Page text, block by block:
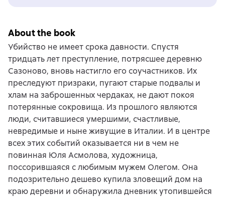
About the book
Убийство не имеет срока давности. Спустя
тридцать лет преступление, потрясшее деревню
Сазоново, вновь настигло его соучастников. Их
преследуют призраки, пугают старые подвалы и
хлам на заброшенных чердаках, не дают покоя
потерянные сокровища. Из прошлого являются
люди, считавшиеся умершими, счастливые,
невредимые и ныне живущие в Италии. И в центре
всех этих событий оказывается ни в чем не
повинная Юля Асмолова, художница,
поссорившаяся с любимым мужем Олегом. Она
подозрительно дешево купила зловещий дом на
краю деревни и обнаружила дневник утопившейся